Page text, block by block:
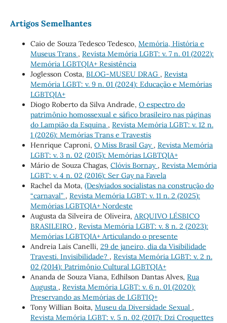
Artigos Semelhantes
Caio de Souza Tedesco Tedesco, Memória, História e
Museus Trans , Revista Memória LGBT: v. 7 n. 01 (2022):
Memória LGBTQIA+ Resistência
Joglesson Costa, BLOG-MUSEU DRAG , Revista
Memória LGBT: v. 9 n. 01 (2024): Educação e Memórias
LGBTQIA+
Diogo Roberto da Silva Andrade, O espectro do
patrimônio homossexual e sáfico brasileiro nas páginas
do Lampião da Esquina , Revista Memória LGBT: v. 12 n.
1 (2026): Memórias Trans e Travestis
Henrique Caproni, O Miss Brasil Gay , Revista Memória
LGBT: v. 3 n. 02 (2015): Memórias LGBTQIA+
Mário de Souza Chagas, Clóvis Bornay , Revista Memória
LGBT: v. 4 n. 02 (2016): Ser Gay na Favela
Rachel da Mota, (Des)viados socialistas na construção do
“carnaval” , Revista Memória LGBT: v. 11 n. 2 (2025):
Memórias LGBTQIA+ Nordeste
Augusta da Silveira de Oliveira, ARQUIVO LÉSBICO
BRASILEIRO , Revista Memória LGBT: v. 8 n. 2 (2023):
Memórias LGBTQIA+ Articulando o presente
Andreia Lais Canelli, 29 de janeiro, dia da Visibilidade
Travesti. Invisibilidade? , Revista Memória LGBT: v. 2 n.
02 (2014): Patrimônio Cultural LGBTQIA+
Ananda de Souza Viana, Edhilson Dantas Alves, Rua
Augusta , Revista Memória LGBT: v. 6 n. 01 (2020):
Preservando as Memórias de LGBTIQ+
Tony Willian Boita, Museu da Diversidade Sexual ,
Revista Memória LGBT: v. 5 n. 02 (2017): Dzi Croquettes